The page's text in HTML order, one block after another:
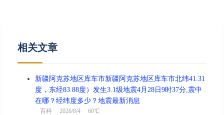
相关文章
新疆阿克苏地区库车市新疆阿克苏地区库车市北纬41.31
度，东经83.88度）发生3.1级地震4月28日9时37分,震中
在哪？经纬度多少？地震最新消息
百科 2026/8/4 60℃